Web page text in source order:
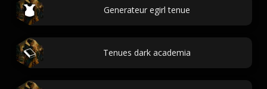
Generateur egirl tenue
Tenues dark academia